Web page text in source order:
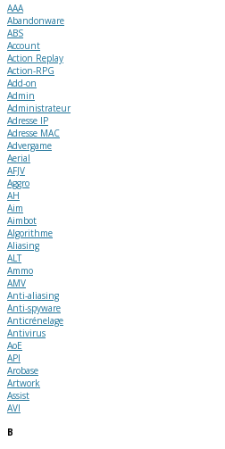
AAA
Abandonware
ABS
Account
Action Replay
Action-RPG
Add-on
Admin
Administrateur
Adresse IP
Adresse MAC
Advergame
Aerial
AFJV
Aggro
AH
Aim
Aimbot
Algorithme
Aliasing
ALT
Ammo
AMV
Anti-aliasing
Anti-spyware
Anticrénelage
Antivirus
AoE
API
Arobase
Artwork
Assist
AVI
B